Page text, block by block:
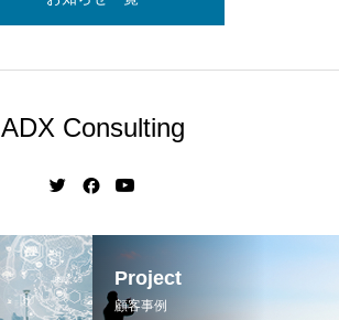
ADX Consulting
Project
顧客事例